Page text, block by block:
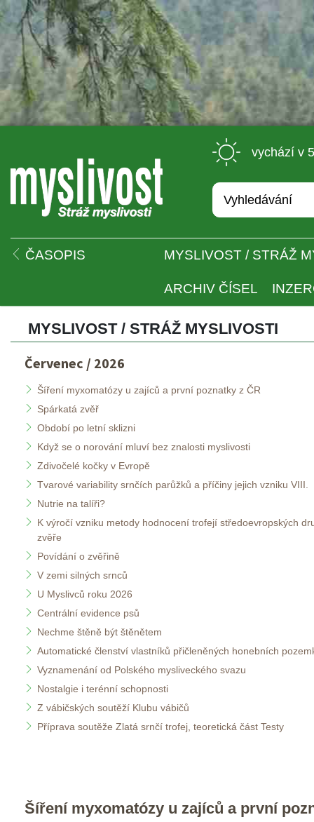
vychází v
ČASOPIS MYSLIVOST / STRÁŽ
ARCHIV ČÍSEL
MYSLIVOST / STRÁŽ MYSLIVOSTI
Červenec / 2026
Šíření myxomatózy u zajíců a první poznatky z ČR
Spárkatá zvěř
Období po letní sklizni
Když se o norování mluví bez znalosti myslivosti
Zdivočelé kočky v Evropě
Tvarové variability srnčích parůžků a příčiny jejich vzniku VIII.
Nutrie na talíři?
K výročí vzniku metody hodnocení trofejí středoevropských
zvěře
Povídání o zvěřině
V zemi silných srnců
U Myslivců roku 2026
Centrální evidence psů
Nechme štěně být štěnětem
Automatické členství vlastníků přičleněných honebních
Vyznamenání od Polského mysliveckého svazu
Nostalgie i terénní schopnosti
Z vábičských soutěží Klubu vábičů
Příprava soutěže Zlatá srnčí trofej, teoretická část Testy
Šíření myxomatózy u zajíců a první